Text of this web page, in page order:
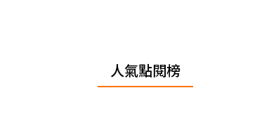
人氣點閱榜